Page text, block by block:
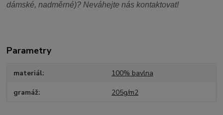
dámské, nadměrné)? Neváhejte nás kontaktovat!
Parametry
materiál 100% bavlna
gramáž 205g/m2